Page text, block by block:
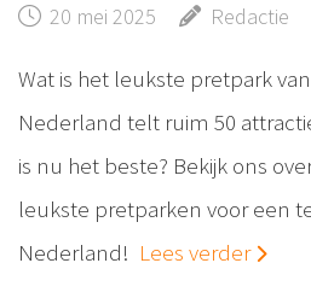
20 mei 2025 Redactie
Wat is het leukste pretpark
Nederland telt ruim 50
is nu het beste? Bekijk ons
leukste pretparken voor een
Nederland! Lees verder